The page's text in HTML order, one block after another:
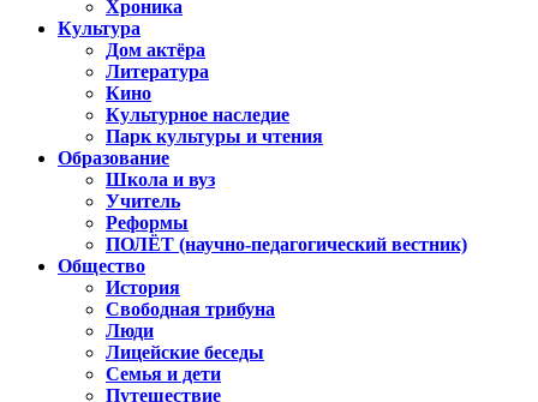
Хроника
Культура
Дом актёра
Литература
Кино
Культурное наследие
Парк культуры и чтения
Образование
Школа и вуз
Учитель
Реформы
ПОЛЁТ (научно-педагогический вестник)
Общество
История
Свободная трибуна
Люди
Лицейские беседы
Семья и дети
Путешествие